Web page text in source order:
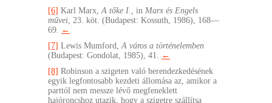
[6] Karl Marx, A tőke I., in Marx és Engels
művei , 23. köt. (Budapest: Kossuth, 1986), 168—
69.
←
[7] Lewis Mumford, A város a történelemben
(Budapest: Gondolat, 1985), 41.
←
[8] Robinson a szigeten való berendezkedésének
egyik legfontosabb kezdeti állomása az, amikor a
parttól nem messze lévő megfeneklett
hajóroncshoz utazik, hogy a szigetre szállítsa